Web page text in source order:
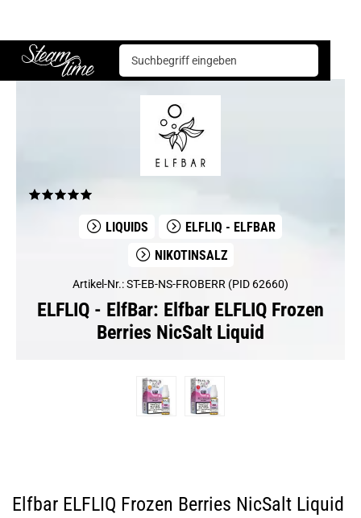
Steam time
ELFLIQ - ElfBar Elfbar ELFLIQ Frozen Berries NicSalt Liquid
LIQUIDS
ELFLIQ - ELFBAR
NIKOTINSALZ
Artikel-Nr.: ST-EB-NS-FROBERR (PID 62660)
ELFLIQ - ElfBar: Elfbar ELFLIQ Frozen
Berries NicSalt Liquid
Elfbar ELFLIQ Frozen Berries NicSalt Liquid